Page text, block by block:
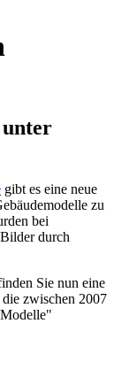
unter
gibt es eine neue
zu
bei
durch
Sie nun eine
zwischen 2007